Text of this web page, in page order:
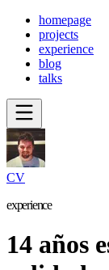
homepage
projects
experience
blog
talks
CV
experience
14 años